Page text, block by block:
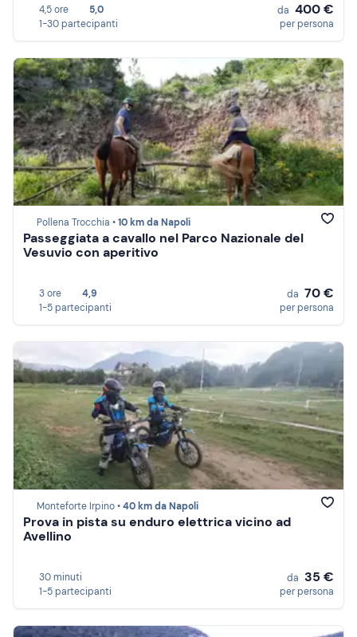
4,5 ore
5,0
1-30 partecipanti
da 400 €
per persona
Pollena Trocchia •10 km da Napoli
Passeggiata a cavallo nel Parco Nazionale del
Vesuvio con aperitivo
3 ore
4,9
1-5 partecipanti
da 70 €
per persona
Monteforte Irpino •40 km da Napoli
Prova in pista su enduro elettrica vicino ad
Avellino
30 minuti
1-5 partecipanti
da 35 €
per persona